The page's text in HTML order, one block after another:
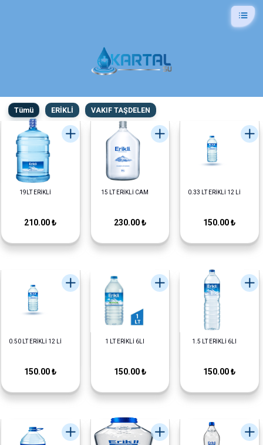
Tümü ERİKLİ VAKIF TAŞDELEN
19LT ERİKLİ
210.00 ₺
15 LT ERİKLİ CAM
230.00 ₺
0.33 LT ERİKLİ 12 Lİ
150.00 ₺
0.50 LT ERİKLİ 12 Lİ
150.00 ₺
1 LT ERİKLİ 6LI
150.00 ₺
1.5 LT ERİKLİ 6LI
150.00 ₺